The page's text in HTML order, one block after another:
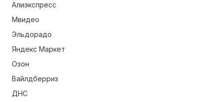
Алиэкспресс
Мвидео
Эльдорадо
Яндекс Маркет
Озон
Вайлдберриз
ДНС